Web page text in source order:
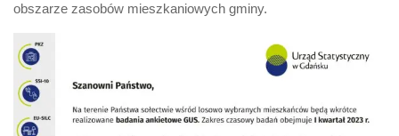
obszarze zasobów mieszkaniowych gminy.